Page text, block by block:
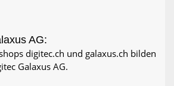
AG:
digitec.ch und galaxus.ch bilden
Galaxus AG.